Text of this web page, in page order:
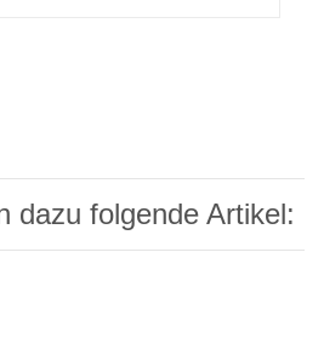
dazu folgende Artikel: